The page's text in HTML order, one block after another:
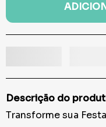
Descrição do
Transforme sua